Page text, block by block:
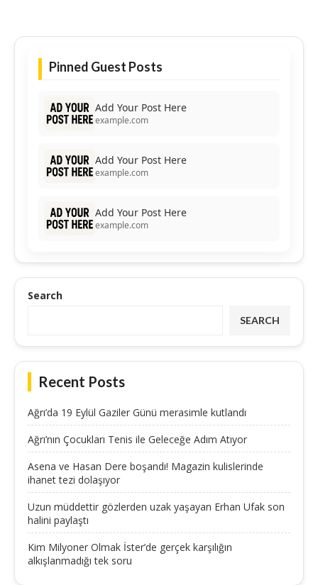
Pinned Guest Posts
Add Your Post Here
example.com
Add Your Post Here
example.com
Add Your Post Here
example.com
Search
SEARCH
Recent Posts
Ağrı’da 19 Eylül Gaziler Günü merasimle kutlandı
Ağrı’nın Çocukları Tenis ile Geleceğe Adım Atıyor
Asena ve Hasan Dere boşandı! Magazin kulislerinde
ihanet tezi dolaşıyor
Uzun müddettir gözlerden uzak yaşayan Erhan Ufak son
halini paylaştı
Kim Milyoner Olmak İster’de gerçek karşılığın
alkışlanmadığı tek soru